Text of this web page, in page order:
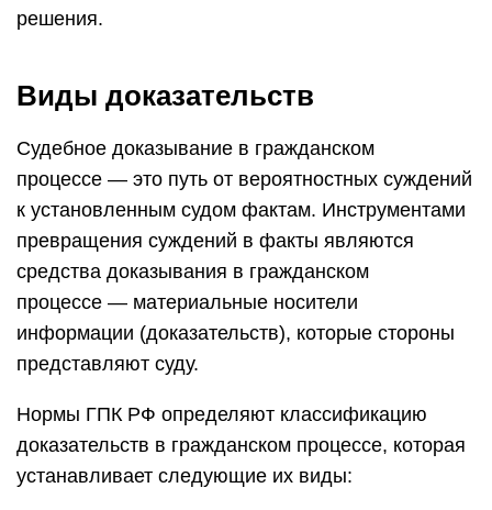
решения.
Виды доказательств
Судебное доказывание в гражданском
процессе — это путь от вероятностных суждений
к установленным судом фактам. Инструментами
превращения суждений в факты являются
средства доказывания в гражданском
процессе — материальные носители
информации (доказательств), которые стороны
представляют суду.
Нормы ГПК РФ определяют классификацию
доказательств в гражданском процессе, которая
устанавливает следующие их виды: